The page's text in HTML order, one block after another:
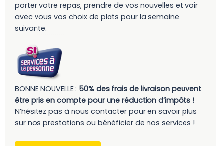
porter votre repas, prendre de vos nouvelles et voir
avec vous vos choix de plats pour la semaine
suivante.
BONNE NOUVELLE : 50% des frais de livraison peuvent
être pris en compte pour une réduction d’impôts !
N’hésitez pas à nous contacter pour en savoir plus
sur nos prestations ou bénéficier de nos services !